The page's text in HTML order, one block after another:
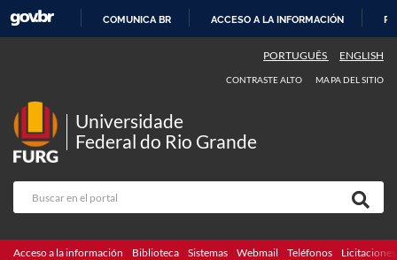
CONTENIDO
COMUNICA BR ACCESO A LA INFORMACIÓN
PORTUGUÊS ENGLISH
CONTRASTE ALTO MAPA DEL SITIO
Universidade
Federal do Rio Grande
Acceso a la información Biblioteca Sistemas Webmail Teléfonos Licitaciones